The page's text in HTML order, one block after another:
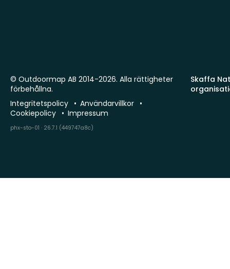
Skaffa
© Outdoormap AB 2014-2026. Alla rättigheter
förbehållna.
Integritetspolicy
Användarvillkor
Cookiepolicy
Impressum
phx-sto-01 · 26.7.1 (449747a8c)